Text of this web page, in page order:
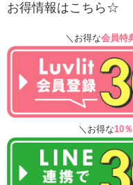
お得情報はこちら☆
＼お得な会員特
＼お得な10